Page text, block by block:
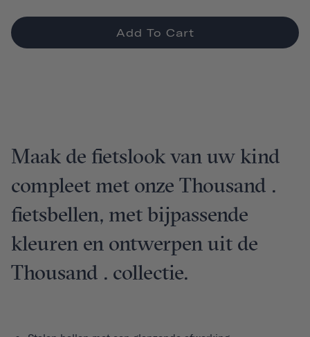
Add To Cart
Maak de fietslook van uw kind
compleet met onze Thousand .
fietsbellen, met bijpassende
kleuren en ontwerpen uit de
Thousand . collectie.